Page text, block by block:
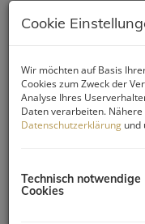
Beschreibung
Sie suchen den
lebendigsten und
umfassender
Ambiente.
Cookie
Wir möchten auf Basis
Cookies zum Zweck der
Analyse Ihres
Daten verarbeiten.
Datenschutzerklärung und
Technisch notwendige
Cookies